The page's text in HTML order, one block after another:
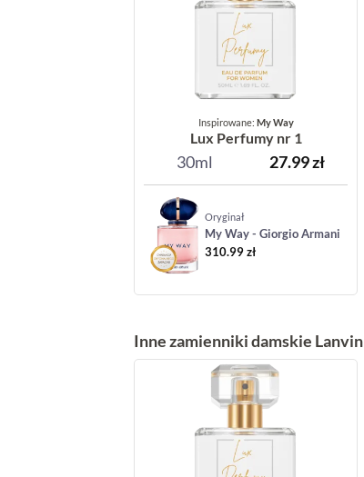
Inspirowane: My Way
Lux Perfumy nr 1
30ml 27.99zł
Oryginał
My Way - Giorgio Armani
310.99zł
Inne zamienniki damskie Lanvin